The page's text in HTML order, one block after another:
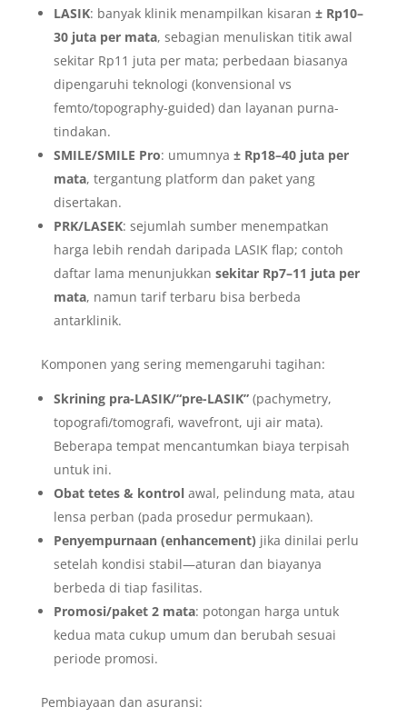
LASIK: banyak klinik menampilkan kisaran ± Rp10–
30 juta per mata, sebagian menuliskan titik awal
sekitar Rp11 juta per mata; perbedaan biasanya
dipengaruhi teknologi (konvensional vs
femto/topography-guided) dan layanan purna-
tindakan.
SMILE/SMILE Pro: umumnya ± Rp18–40 juta per
mata, tergantung platform dan paket yang
disertakan.
PRK/LASEK: sejumlah sumber menempatkan
harga lebih rendah daripada LASIK flap; contoh
daftar lama menunjukkan sekitar Rp7–11 juta per
mata, namun tarif terbaru bisa berbeda
antarklinik.
Komponen yang sering memengaruhi tagihan:
Skrining pra-LASIK/“pre-LASIK”(pachymetry,
topografi/tomografi, wavefront, uji air mata).
Beberapa tempat mencantumkan biaya terpisah
untuk ini.
Obat tetes & kontrolawal, pelindung mata, atau
lensa perban (pada prosedur permukaan).
Penyempurnaan (enhancement) jika dinilai perlu
setelah kondisi stabil—aturan dan biayanya
berbeda di tiap fasilitas.
Promosi/paket 2 mata: potongan harga untuk
kedua mata cukup umum dan berubah sesuai
periode promosi.
Pembiayaan dan asuransi: